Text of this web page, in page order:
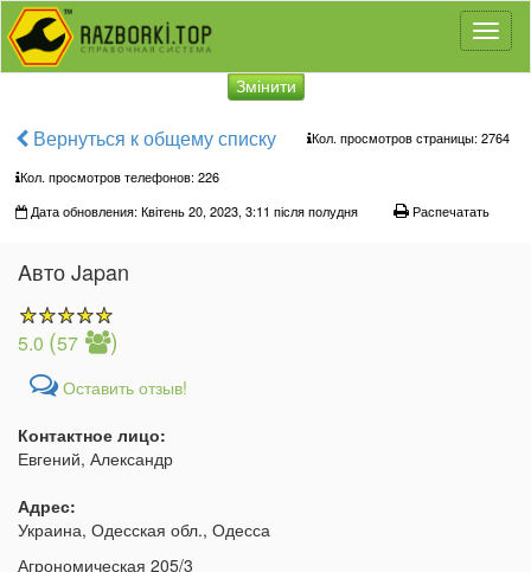
Змінити
Вернуться к общему списку Кол. просмотров страницы: 2764
Кол. просмотров телефонов: 226
Дата обновления: Квітень 20, 2023, 3:11 після полудня
Распечатать
Aвто Japan
5.0 (57 )
Оставить отзыв!
Контактное лицо:
Евгений, Александр
Адрес:
Украина, Одесская обл., Одесса
Агрономическая 205/3